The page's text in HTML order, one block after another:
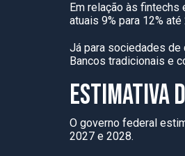
Em relação às fintechs
atuais 9% para 12%
Já para sociedades de
Bancos tradicionais e
ESTIMATIVA
O governo federal
2027 e 2028.